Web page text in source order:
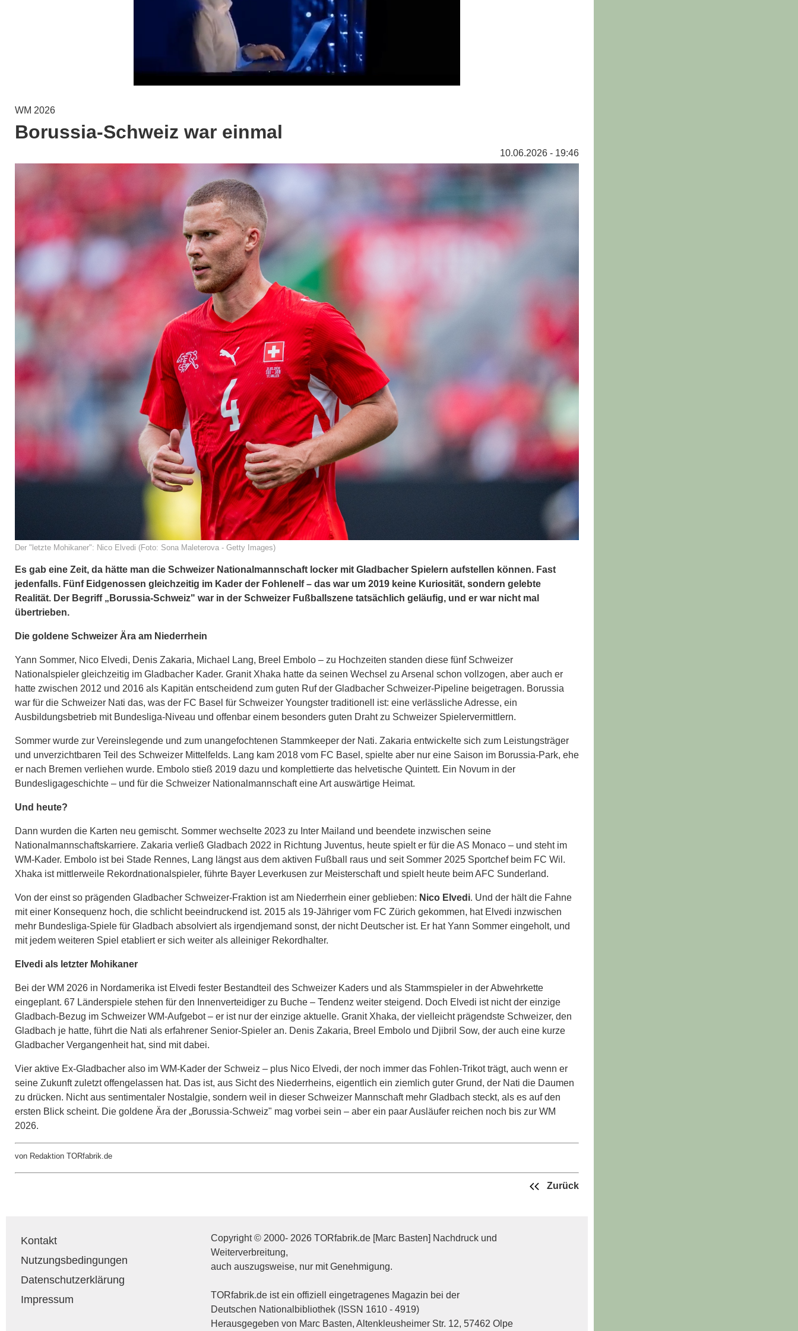
WM 2026
Borussia-Schweiz war einmal
10.06.2026 - 19:46
Der "letzte Mohikaner": Nico Elvedi (Foto: Sona Maleterova - Getty Images)
Es gab eine Zeit, da hätte man die Schweizer Nationalmannschaft locker mit Gladbacher Spielern aufstellen können. Fast
jedenfalls. Fünf Eidgenossen gleichzeitig im Kader der Fohlenelf – das war um 2019 keine Kuriosität, sondern gelebte
Realität. Der Begriff „Borussia-Schweiz" war in der Schweizer Fußballszene tatsächlich geläufig, und er war nicht mal
übertrieben.
Die goldene Schweizer Ära am Niederrhein
Yann Sommer, Nico Elvedi, Denis Zakaria, Michael Lang, Breel Embolo – zu Hochzeiten standen diese fünf Schweizer
Nationalspieler gleichzeitig im Gladbacher Kader. Granit Xhaka hatte da seinen Wechsel zu Arsenal schon vollzogen, aber auch er
hatte zwischen 2012 und 2016 als Kapitän entscheidend zum guten Ruf der Gladbacher Schweizer-Pipeline beigetragen. Borussia
war für die Schweizer Nati das, was der FC Basel für Schweizer Youngster traditionell ist: eine verlässliche Adresse, ein
Ausbildungsbetrieb mit Bundesliga-Niveau und offenbar einem besonders guten Draht zu Schweizer Spielervermittlern.
Sommer wurde zur Vereinslegende und zum unangefochtenen Stammkeeper der Nati. Zakaria entwickelte sich zum Leistungsträger
und unverzichtbaren Teil des Schweizer Mittelfelds. Lang kam 2018 vom FC Basel, spielte aber nur eine Saison im Borussia-Park, ehe
er nach Bremen verliehen wurde. Embolo stieß 2019 dazu und komplettierte das helvetische Quintett. Ein Novum in der
Bundesligageschichte – und für die Schweizer Nationalmannschaft eine Art auswärtige Heimat.
Und heute?
Dann wurden die Karten neu gemischt. Sommer wechselte 2023 zu Inter Mailand und beendete inzwischen seine
Nationalmannschaftskarriere. Zakaria verließ Gladbach 2022 in Richtung Juventus, heute spielt er für die AS Monaco – und steht im
WM-Kader. Embolo ist bei Stade Rennes, Lang längst aus dem aktiven Fußball raus und seit Sommer 2025 Sportchef beim FC Wil.
Xhaka ist mittlerweile Rekordnationalspieler, führte Bayer Leverkusen zur Meisterschaft und spielt heute beim AFC Sunderland.
Von der einst so prägenden Gladbacher Schweizer-Fraktion ist am Niederrhein einer geblieben: Nico Elvedi. Und der hält die Fahne
mit einer Konsequenz hoch, die schlicht beeindruckend ist. 2015 als 19-Jähriger vom FC Zürich gekommen, hat Elvedi inzwischen
mehr Bundesliga-Spiele für Gladbach absolviert als irgendjemand sonst, der nicht Deutscher ist. Er hat Yann Sommer eingeholt, und
mit jedem weiteren Spiel etabliert er sich weiter als alleiniger Rekordhalter.
Elvedi als letzter Mohikaner
Bei der WM 2026 in Nordamerika ist Elvedi fester Bestandteil des Schweizer Kaders und als Stammspieler in der Abwehrkette
eingeplant. 67 Länderspiele stehen für den Innenverteidiger zu Buche – Tendenz weiter steigend. Doch Elvedi ist nicht der einzige
Gladbach-Bezug im Schweizer WM-Aufgebot – er ist nur der einzige aktuelle. Granit Xhaka, der vielleicht prägendste Schweizer, den
Gladbach je hatte, führt die Nati als erfahrener Senior-Spieler an. Denis Zakaria, Breel Embolo und Djibril Sow, der auch eine kurze
Gladbacher Vergangenheit hat, sind mit dabei.
Vier aktive Ex-Gladbacher also im WM-Kader der Schweiz – plus Nico Elvedi, der noch immer das Fohlen-Trikot trägt, auch wenn er
seine Zukunft zuletzt offengelassen hat. Das ist, aus Sicht des Niederrheins, eigentlich ein ziemlich guter Grund, der Nati die Daumen
zu drücken. Nicht aus sentimentaler Nostalgie, sondern weil in dieser Schweizer Mannschaft mehr Gladbach steckt, als es auf den
ersten Blick scheint. Die goldene Ära der „Borussia-Schweiz" mag vorbei sein – aber ein paar Ausläufer reichen noch bis zur WM
2026.
von Redaktion TORfabrik.de
Zurück
Kontakt
Nutzungsbedingungen
Datenschutzerklärung
Impressum
Copyright © 2000- 2026 TORfabrik.de [Marc Basten] Nachdruck und
Weiterverbreitung,
auch auszugsweise, nur mit Genehmigung.
TORfabrik.de ist ein offiziell eingetragenes Magazin bei der
Deutschen Nationalbibliothek (ISSN 1610 - 4919)
Herausgegeben von Marc Basten, Altenkleusheimer Str. 12, 57462 Olpe